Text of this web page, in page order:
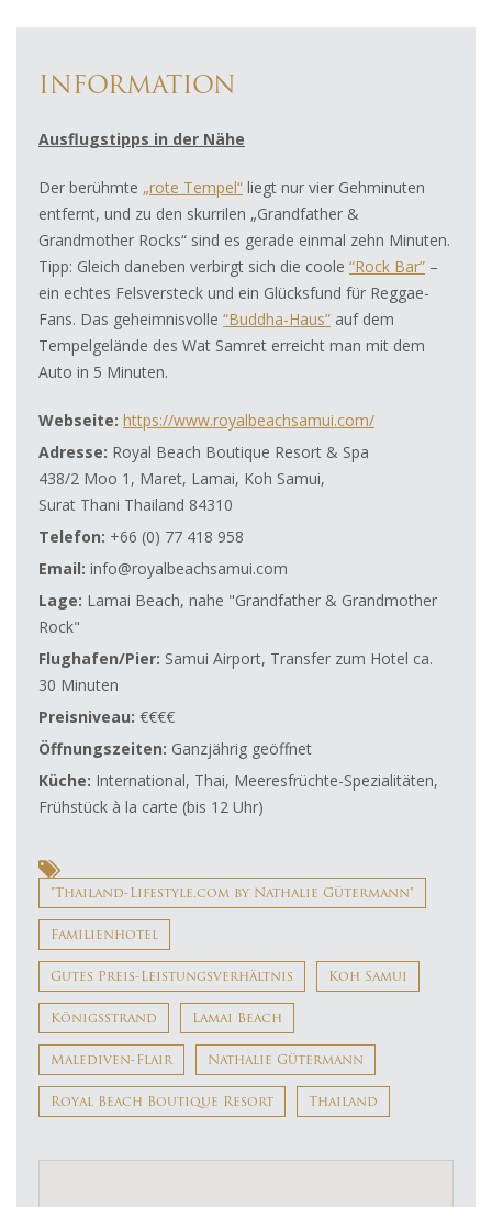
INFORMATION
Ausflugstipps in der Nähe
Der berühmte „rote Tempel“ liegt nur vier Gehminuten
entfernt, und zu den skurrilen „Grandfather &
Grandmother Rocks“ sind es gerade einmal zehn Minuten.
Tipp: Gleich daneben verbirgt sich die coole “Rock Bar” –
ein echtes Felsversteck und ein Glücksfund für Reggae-
Fans. Das geheimnisvolle “Buddha-Haus” auf dem
Tempelgelände des Wat Samret erreicht man mit dem
Auto in 5 Minuten.
Webseite: https://www.royalbeachsamui.com/
Adresse: Royal Beach Boutique Resort & Spa
438/2 Moo 1, Maret, Lamai, Koh Samui,
Surat Thani Thailand 84310
Telefon: +66 (0) 77 418 958
Email: info@royalbeachsamui.com
Lage: Lamai Beach, nahe "Grandfather & Grandmother
Rock"
Flughafen/Pier: Samui Airport, Transfer zum Hotel ca.
30 Minuten
Preisniveau: €€€€
Öffnungszeiten: Ganzjährig geöffnet
Küche: International, Thai, Meeresfrüchte-Spezialitäten,
Frühstück à la carte (bis 12 Uhr)
"Thailand-Lifestyle.com by Nathalie Gütermann"
Familienhotel
Gutes Preis-Leistungsverhältnis Koh Samui
Königsstrand Lamai Beach
Malediven-Flair Nathalie Gütermann
Royal Beach Boutique Resort Thailand